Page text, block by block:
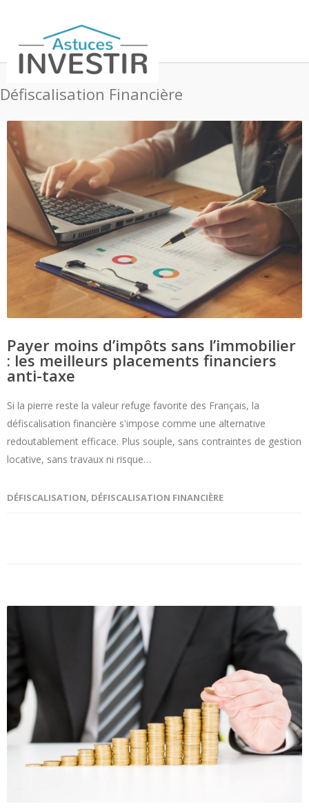
Défiscalisation Financière
Payer moins d’impôts sans l’immobilier
: les meilleurs placements financiers
anti-taxe
Si la pierre reste la valeur refuge favorite des Français, la
défiscalisation financière s'impose comme une alternative
redoutablement efficace. Plus souple, sans contraintes de gestion
locative, sans travaux ni risque…
DÉFISCALISATION, DÉFISCALISATION FINANCIÈRE